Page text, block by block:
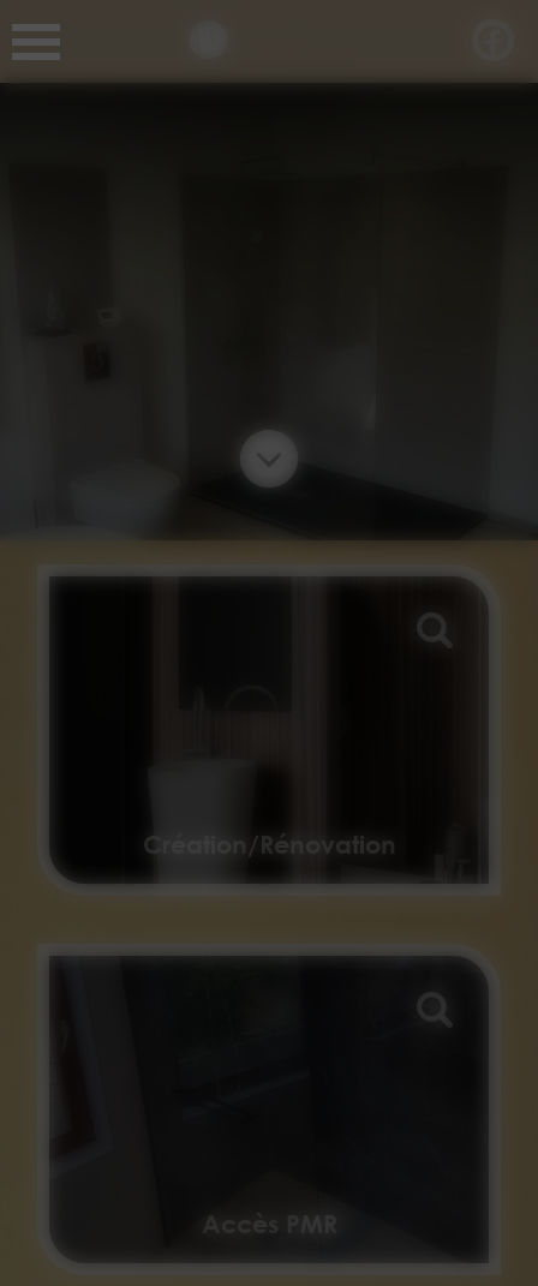
Création/Rénovation
Accès PMR